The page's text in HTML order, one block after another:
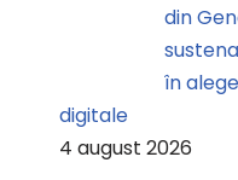
din
în
digitale
4 august 2026